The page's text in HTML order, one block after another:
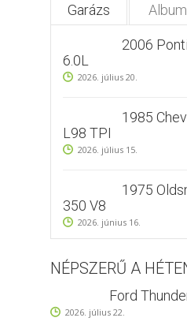
Garázs Album
2006
6.0L
2026. július 20.
1985
L98 TPI
2026. július 15.
1975
350 V8
2026. június 16.
NÉPSZERŰ A
Ford
2026. július 22.